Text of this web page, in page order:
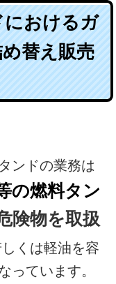
おけるガ
替え販売
ンドの業務は
の燃料タン
険物を取扱
くは軽油を容
っています。